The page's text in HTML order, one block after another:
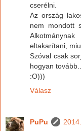
cserélni.
Az ország
nem mondott
eltakarítani,
Szóval csak
hogyan tovább...
:O)))
Válasz
PuPu